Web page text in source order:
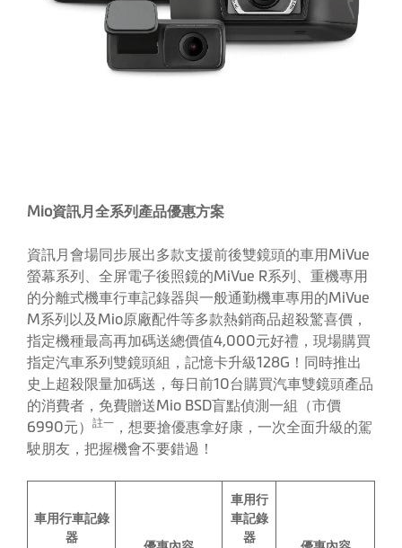
Mio資訊月全系列產品優惠方案
資訊月會場同步展出多款支援前後雙鏡頭的車用MiVue
螢幕系列、全屏電子後照鏡的MiVue R系列、重機專用
的分離式機車行車記錄器與一般通勤機車專用的MiVue
M系列以及Mio原廠配件等多款熱銷商品超殺驚喜價，
指定機種最高再加碼送總價值4,000元好禮，現場購買
指定汽車系列雙鏡頭組，記憶卡升級128G！同時推出
史上超殺限量加碼送，每日前10台購買汽車雙鏡頭產品
的消費者，免費贈送Mio BSD盲點偵測一組（市價
6990元）
註一 ，想要搶優惠拿好康，一次全面升級的駕
駛朋友，把握機會不要錯過！
車用行車記錄
器
車用行
車記錄
器